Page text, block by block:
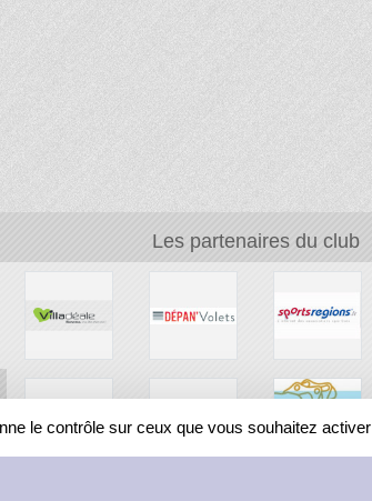
Les partenaires du club
le contrôle sur ceux que vous souhaitez activer